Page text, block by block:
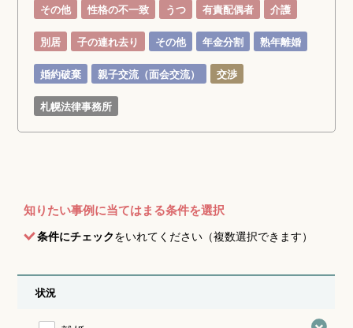
その他 性格の不一致 うつ 有責配偶者 介護
別居 子の連れ去り その他 年金分割 熟年離婚
婚約破棄 親子交流（面会交流） 交渉
札幌法律事務所
知りたい事例に当てはまる条件を選択
条件にチェックをいれてください（複数選択できます）
状況